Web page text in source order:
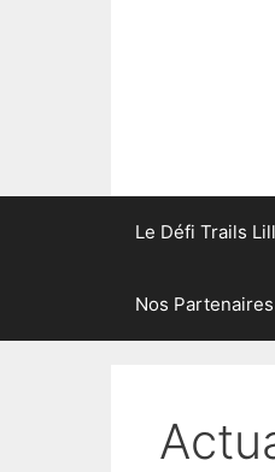
Le Défi Trails
Nos Partenaires